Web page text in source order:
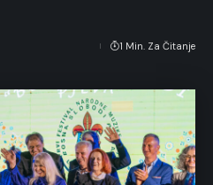
1 Min. Za Čitanje